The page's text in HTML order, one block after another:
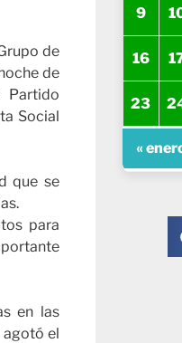
de
de
Partido
Social
que se
para
en las
agotó el
9
16
23
«